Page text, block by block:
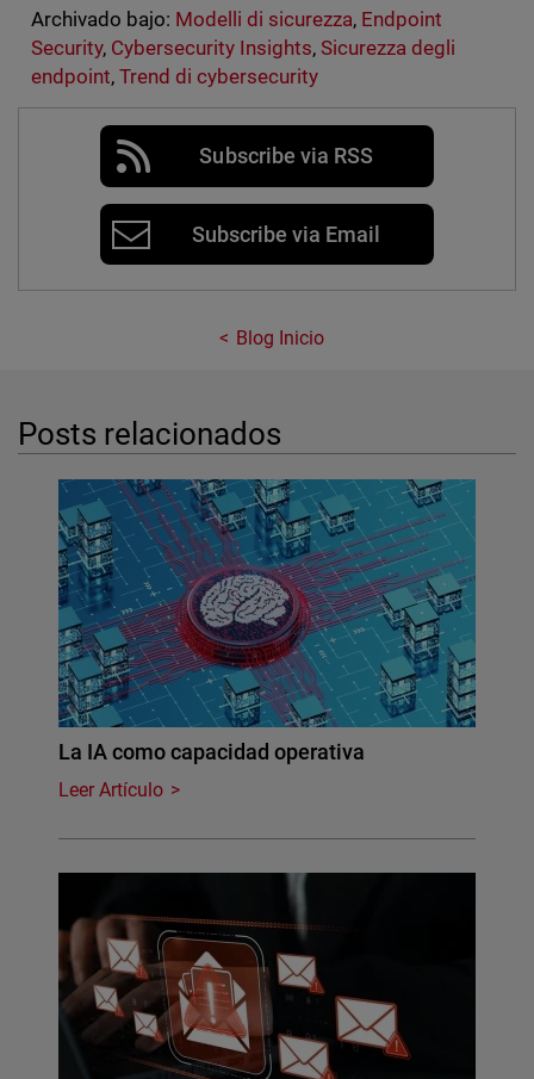
Archivado bajo: Modelli di sicurezza, Endpoint
Security, Cybersecurity Insights,Sicurezza degli
endpoint, Trend di cybersecurity
Subscribe via RSS
Subscribe via Email
Blog Inicio
Posts relacionados
La IA como capacidad operativa
Leer Artículo